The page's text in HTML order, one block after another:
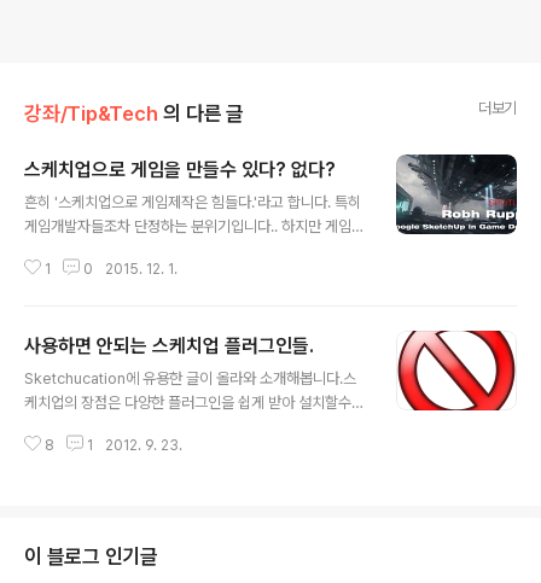
강좌/Tip&Tech 의 다른 글 더보기
스케치업으로 게임을 만들수 있다? 없다?
흔히 '스케치업으로 게임제작은 힘들다.'라고 합니다. 특히
게임개발자들조차 단정하는 분위기입니다.. 하지만 게임회
는 아니지만 목적에 맞춰 상당히 잘 사용하고 있기도 하고,
티드2 현재 실제로 스케치업을 응용하고 있다고 공개적으
로 이야기한 곳중 하나는 언차티드 시리즈로 유명한 너스
티독입니다.언차티드2에서 사용한 예제를 보여주었는데
타입을 작업하고, 그걸 토대로 컨셉아트를 진행하여 빛과
1 0 2015. 12. 1.
사용하면 안되는 스케치업 플러그인들.
Sketchucation에 유용한 글이 올라와 소개해봅니다.스
케치업의 장점은 다양한 플러그인을 쉽게 받아 설치할수
기능이 엉뚱하게 작동하는 등의 문제가 생길수 있습니다.
리스트는 아래와 같습니다.Matchbox_r1.1자동차모양을
손쉽게 만들어주는 플러그인으로 알고 있습니다만…Arra
8 1 2012. 9. 23.
이 블로그 인기글